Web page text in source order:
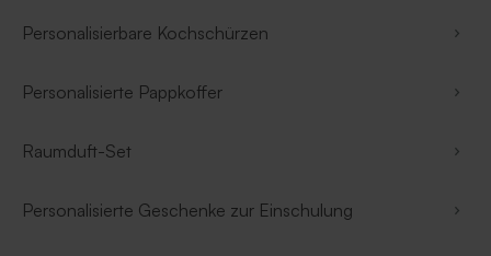
Personalisierbare Kochschürzen
Personalisierte Pappkoffer
Raumduft-Set
Personalisierte Geschenke zur Einschulung